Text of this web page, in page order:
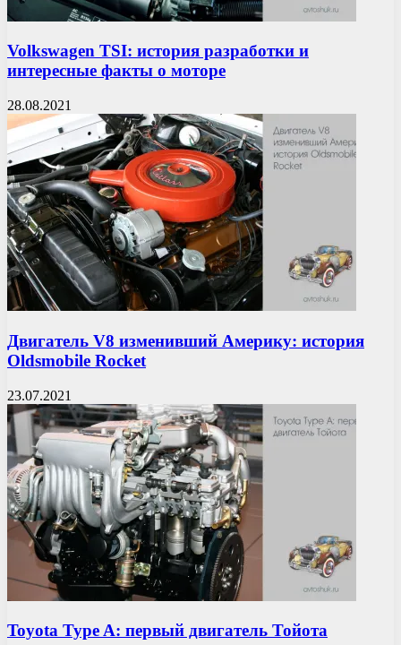
Volkswagen TSI: история разработки и
интересные факты о моторе
28.08.2021
Двигатель V8 изменивший Америку: история
Oldsmobile Rocket
23.07.2021
Toyota Type A: первый двигатель Тойота